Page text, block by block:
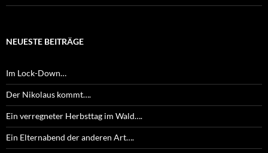
NEUESTE BEITRÄGE
Im Lock-Down…
Der Nikolaus kommt….
Ein verregneter Herbsttag im Wald….
Ein Elternabend der anderen Art….